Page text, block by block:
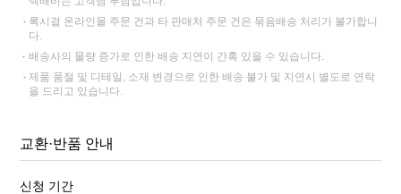
록시걸 온라인몰 주문 건과 타 판매처 주문 건은 묶음배송 처리가 불가합니
다.
배송사의 물량 증가로 인한 배송 지연이 간혹 있을 수 있습니다.
제품 품절 및 디테일, 소재 변경으로 인한 배송 불가 및 지연시 별도로 연락
을 드리고 있습니다.
교환·반품 안내
신청 기간